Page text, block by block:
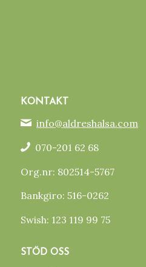
KONTAKT
info@aldreshalsa.com
070-201 62 68
Org.nr: 802514-5767
Bankgiro: 516-0262
Swish: 123 119 99 75
STÖD OSS